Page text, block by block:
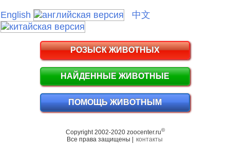
English 中文
РОЗЫСК ЖИВОТНЫХ
НАЙДЕННЫЕ ЖИВОТНЫЕ
ПОМОЩЬ ЖИВОТНЫМ
Copyright 2002-2020 zoocenter.ru©
Все права защищены | контакты